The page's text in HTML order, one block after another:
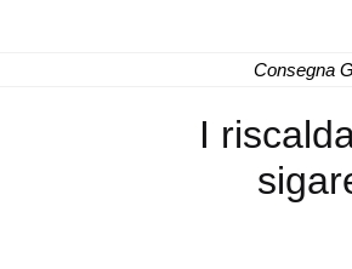
Consegna
I